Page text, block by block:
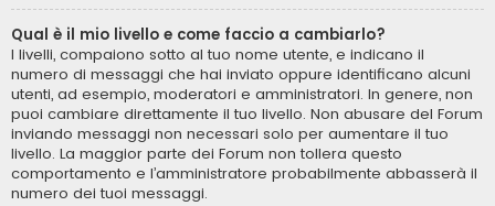
Qual è il mio livello e come faccio a cambiarlo?
I livelli, compaiono sotto al tuo nome utente, e indicano il
numero di messaggi che hai inviato oppure identificano alcuni
utenti, ad esempio, moderatori e amministratori. In genere, non
puoi cambiare direttamente il tuo livello. Non abusare del Forum
inviando messaggi non necessari solo per aumentare il tuo
livello. La maggior parte dei Forum non tollera questo
comportamento e l’amministratore probabilmente abbasserà il
numero dei tuoi messaggi.